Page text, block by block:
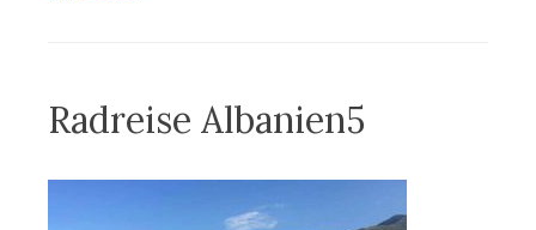
Radreise Albanien5